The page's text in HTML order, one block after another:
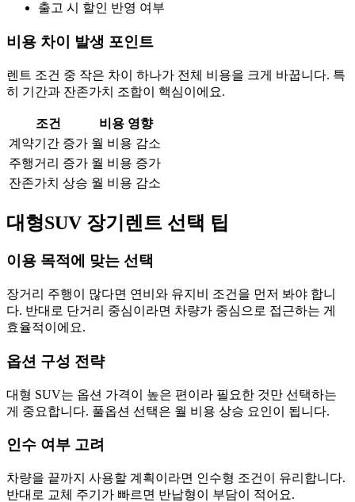
출고 시 할인 반영 여부
비용 차이 발생 포인트
렌트 조건 중 작은 차이 하나가 전체 비용을 크게 바꿉니다. 특
히 기간과 잔존가치 조합이 핵심이에요.
조건
비용 영향
계약기간 증가 월 비용 감소
주행거리 증가 월 비용 증가
잔존가치 상승 월 비용 감소
대형SUV 장기렌트 선택 팁
이용 목적에 맞는 선택
장거리 주행이 많다면 연비와 유지비 조건을 먼저 봐야 합니
다. 반대로 단거리 중심이라면 차량가 중심으로 접근하는 게
효율적이에요.
옵션 구성 전략
대형 SUV는 옵션 가격이 높은 편이라 필요한 것만 선택하는
게 중요합니다. 풀옵션 선택은 월 비용 상승 요인이 됩니다.
인수 여부 고려
차량을 끝까지 사용할 계획이라면 인수형 조건이 유리합니다.
반대로 교체 주기가 빠르면 반납형이 부담이 적어요.